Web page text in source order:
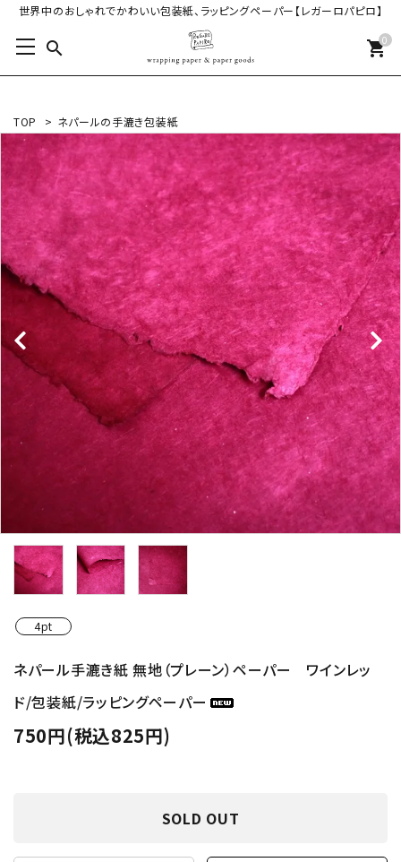
世界中のおしゃれでかわいい包装紙、ラッピングペーパー【レガーロパピロ】
search 0
shopping_cart
TOP > ネパールの手漉き包装紙
4pt
ネパール手漉き紙 無地（プレーン）ペーパー ワインレッ
ド/包装紙/ラッピングペーパー
750円(税込825円)
SOLD OUT